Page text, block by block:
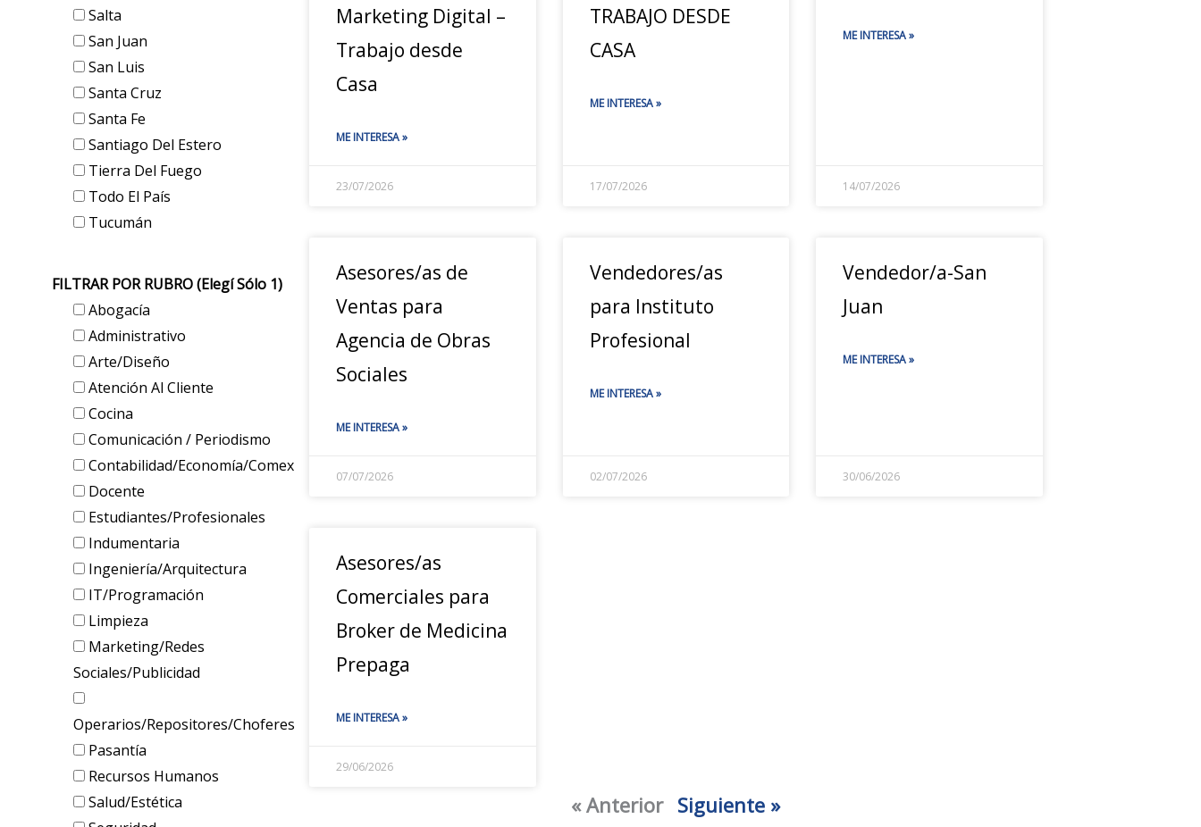
Salta
San Juan
San Luis
Santa Cruz
Santa Fe
Santiago Del Estero
Tierra Del Fuego
Todo El País
Tucumán
FILTRAR POR RUBRO (elegí Sólo 1)
Abogacía
Administrativo
Arte/Diseño
Atención Al Cliente
Cocina
Comunicación / Periodismo
Contabilidad/Economía/Comex
Docente
Estudiantes/Profesionales
Indumentaria
Ingeniería/Arquitectura
IT/Programación
Limpieza
Marketing/Redes
Sociales/Publicidad
Operarios/Repositores/Choferes
Pasantía
Recursos Humanos
Salud/Estética
Marketing Digital –
Trabajo desde
Casa
ME INTERESA »
23/07/2026
TRABAJO DESDE
CASA
ME INTERESA »
17/07/2026
ME INTERESA »
14/07/2026
Asesores/as de
Ventas para
Agencia de Obras
Sociales
ME INTERESA »
07/07/2026
Vendedores/as
para Instituto
Profesional
ME INTERESA »
02/07/2026
Vendedor/a-San
Juan
ME INTERESA »
30/06/2026
Asesores/as
Comerciales para
Broker de Medicina
Prepaga
ME INTERESA »
29/06/2026
« Anterior Siguiente »